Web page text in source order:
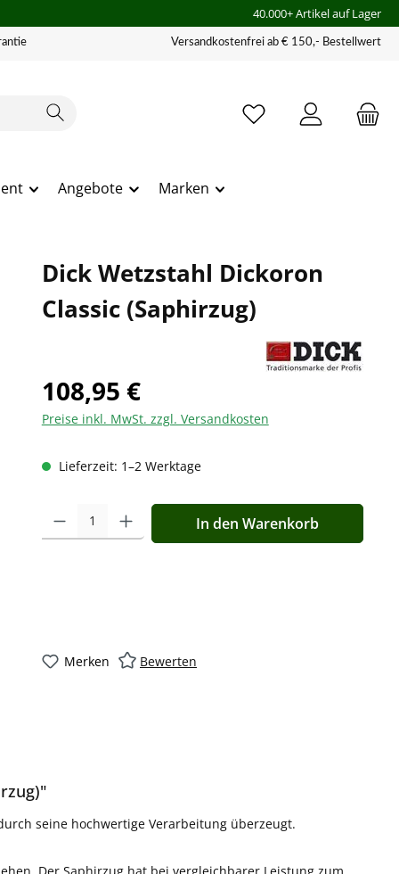
40.000+ Artikel auf Lager
Versandkostenfrei ab € 150,- Bestellwert
Angebote Marken
Dick Wetzstahl Dickoron
Classic (Saphirzug)
108,95 €
Preise inkl. MwSt. zzgl. Versandkosten
Lieferzeit: 1–2 Werktage
Produkt Anzahl: Gib den gewünschten Wert ein oder
In den Warenkorb
Merken Bewerten
seine hochwertige Verarbeitung überzeugt.